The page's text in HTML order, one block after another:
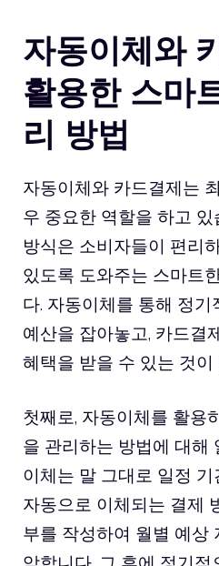
자동이체와
활용한 스마
리 방법
자동이체와 카드결제는
우 중요한 역할을 하고
방식은 소비자들이 편리
있도록 도와주는 스마트
다. 자동이체를 통해 정
예산을 잡아놓고, 카드결
혜택을 받을 수 있는 것이
첫째로, 자동이체를 활용
을 관리하는 방법에 대해
이체는 말 그대로 일정
자동으로 이체되는 결제
부를 작성하여 월별 예상